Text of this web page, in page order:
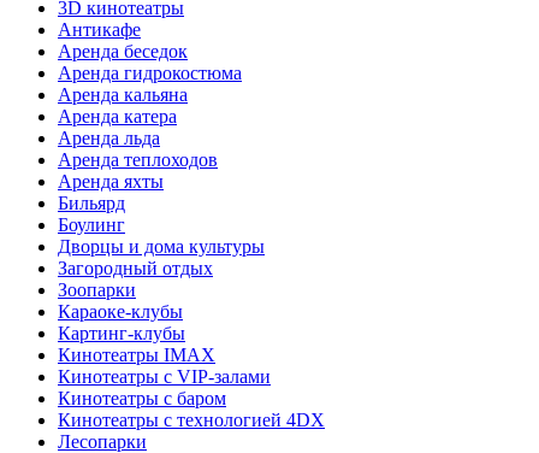
3D кинотеатры
Антикафе
Аренда беседок
Аренда гидрокостюма
Аренда кальяна
Аренда катера
Аренда льда
Аренда теплоходов
Аренда яхты
Бильярд
Боулинг
Дворцы и дома культуры
Загородный отдых
Зоопарки
Караоке-клубы
Картинг-клубы
Кинотеатры IMAX
Кинотеатры с VIP-залами
Кинотеатры с баром
Кинотеатры с технологией 4DX
Лесопарки